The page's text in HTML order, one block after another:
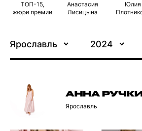
ТОП-15,
жюри премии
Анастасия
Лисицына
Юлия
Ярославль 2024
АННА
Ярославль